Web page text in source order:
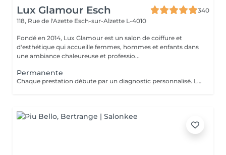
Lux Glamour Esch
340
118, Rue de l'Azette Esch-sur-Alzette L-4010
Fondé en 2014, Lux Glamour est un salon de coiffure et
d'esthétique qui accueille femmes, hommes et enfants dans
une ambiance chaleureuse et professio...
Permanente
Chaque prestation débute par un diagnostic personnalisé. Le tarif final est confirmé en salon selon les besoins de vos cheveux et la technique réalisée.